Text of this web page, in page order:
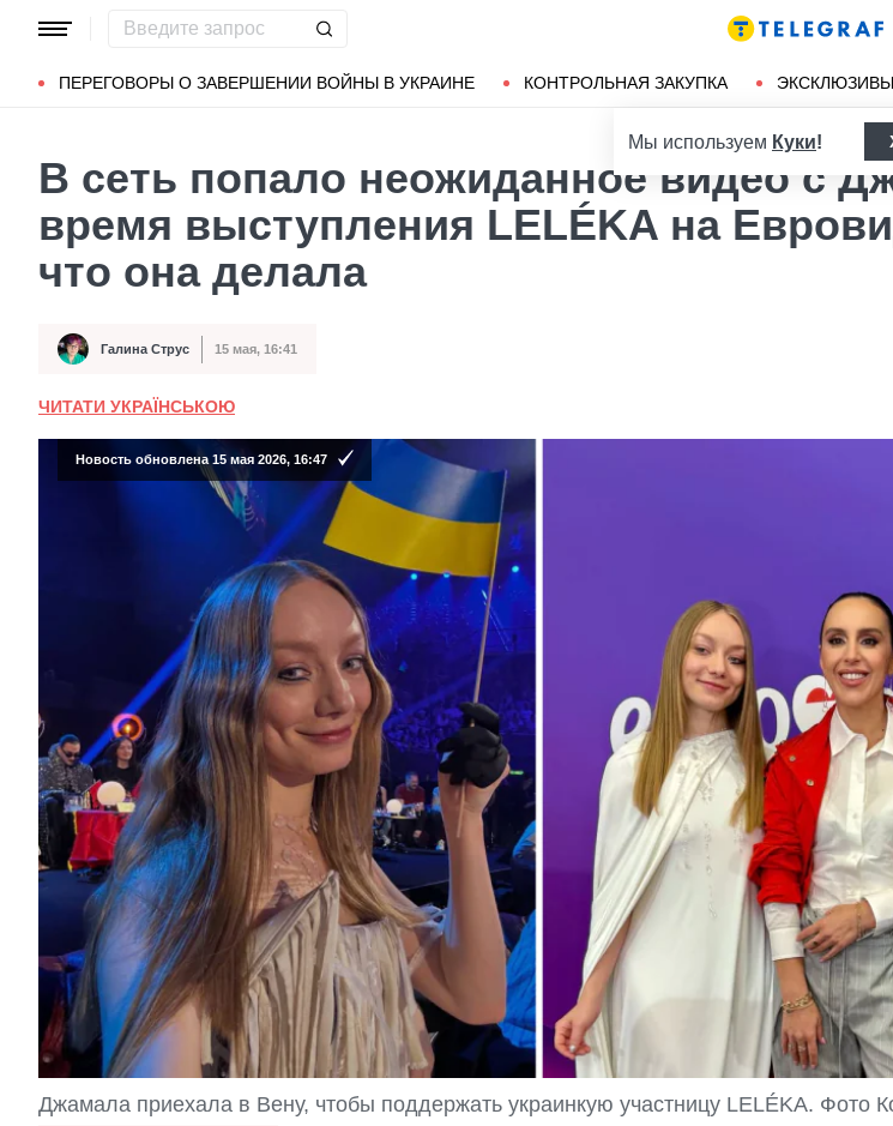
ПЕРЕГОВОРЫ О ЗАВЕРШЕНИИ ВОЙНЫ В УКРАИНЕ КОНТРОЛЬНАЯ ЗАКУПКА ЭКСКЛЮЗИВЫ
Популярные запросы Мариуполь
Мы используем Куки!
В сеть попало неожиданное видео с
время выступления LELÉKA на
что она делала
Автор Галина Струс
Дата публикации 15 мая, 16:41
ЧИТАТИ УКРАЇНСЬКОЮ
Новость обновлена 15 мая 2026, 16:47
Джамала приехала в Вену, чтобы поддержать украинкую участницу LELÉKA. Фото